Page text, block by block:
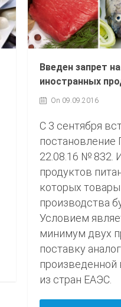
Введен запрет
иностранных
On 09.09.2016
С 3 сентября
22.08.16 № 832.
продуктов
которых
производства
Условием
минимум двух
поставку
произведенной
из стран ЕАЭС.